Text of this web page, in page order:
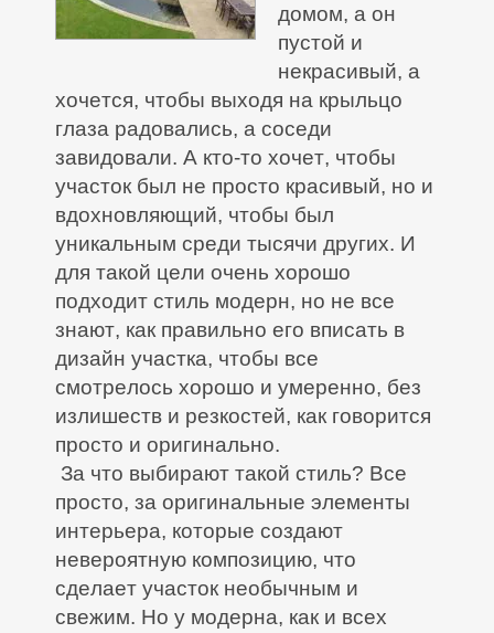
домом, а он
пустой и
некрасивый, а
хочется, чтобы выходя на крыльцо
глаза радовались, а соседи
завидовали. А кто-то хочет, чтобы
участок был не просто красивый, но и
вдохновляющий, чтобы был
уникальным среди тысячи других. И
для такой цели очень хорошо
подходит стиль модерн, но не все
знают, как правильно его вписать в
дизайн участка, чтобы все
смотрелось хорошо и умеренно, без
излишеств и резкостей, как говорится
просто и оригинально.
За что выбирают такой стиль? Все
просто, за оригинальные элементы
интерьера, которые создают
невероятную композицию, что
сделает участок необычным и
свежим. Но у модерна, как и всех